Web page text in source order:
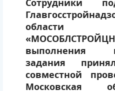
Сотрудники
выполнения
задания
совместной
Московская